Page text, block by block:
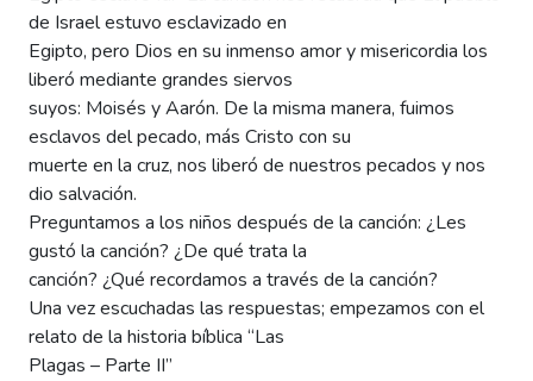
de Israel estuvo esclavizado en
Egipto, pero Dios en su inmenso amor y misericordia los
liberó mediante grandes siervos
suyos: Moisés y Aarón. De la misma manera, fuimos
esclavos del pecado, más Cristo con su
muerte en la cruz, nos liberó de nuestros pecados y nos
dio salvación.
Preguntamos a los niños después de la canción: ¿Les
gustó la canción? ¿De qué trata la
canción? ¿Qué recordamos a través de la canción?
Una vez escuchadas las respuestas; empezamos con el
relato de la historia bíblica “Las
Plagas – Parte II”